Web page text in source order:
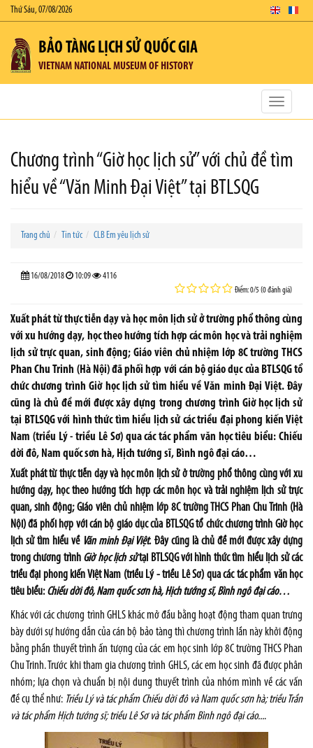
Thứ Sáu, 07/08/2026
BẢO TÀNG LỊCH SỬ QUỐC GIA
VIETNAM NATIONAL MUSEUM OF HISTORY
Toggle
Chương trình “Giờ học lịch sử” với chủ đề tìm
hiểu về “Văn Minh Đại Việt” tại BTLSQG
Trang chủ Tin tức CLB Em yêu lịch sử
16/08/2018 10:09 4116
Điểm: 0/5 (0 đánh giá)
Xuất phát từ thực tiễn dạy và học môn lịch sử ở trường phổ thông cùng
với xu hướng dạy, học theo hướng tích hợp các môn học và trải nghiệm
lịch sử trực quan, sinh động; Giáo viên chủ nhiệm lớp 8C trường THCS
Phan Chu Trinh (Hà Nội) đã phối hợp với cán bộ giáo dục của BTLSQG tổ
chức chương trình Giờ học lịch sử tìm hiểu về Văn minh Đại Việt. Đây
cũng là chủ đề mới được xây dựng trong chương trình Giờ học lịch sử
tại BTLSQG với hình thức tìm hiểu lịch sử các triều đại phong kiến Việt
Nam (triều Lý - triều Lê Sơ) qua các tác phẩm văn học tiêu biểu: Chiếu
dời đô, Nam quốc sơn hà, Hịch tướng sĩ, Bình ngô đại cáo…
Xuất phát từ thực tiễn dạy và học môn lịch sử ở trường phổ thông cùng với xu
hướng dạy, học theo hướng tích hợp các môn học và trải nghiệm lịch sử trực
quan, sinh động; Giáo viên chủ nhiệm lớp 8C trường THCS Phan Chu Trinh (Hà
Nội) đã phối hợp với cán bộ giáo dục của BTLSQG tổ chức chương trình Giờ học
lịch sử tìm hiểu về Văn minh Đại Việt. Đây cũng là chủ đề mới được xây dựng
trong chương trình Giờ học lịch sửtại BTLSQG với hình thức tìm hiểu lịch sử các
triều đại phong kiến Việt Nam (triều Lý - triều Lê Sơ) qua các tác phẩm văn học
tiêu biểu:Chiếu dời đô, Nam quốc sơn hà, Hịch tướng sĩ, Bình ngô đại cáo…
Khác với các chương trình GHLS khác mở đầu bằng hoạt động tham quan trưng
bày dưới sự hướng dẫn của cán bộ bảo tàng thì chương trình lần này khởi động
bằng phần thuyết trình ấn tượng của các em học sinh lớp 8C trường THCS Phan
Chu Trinh. Trước khi tham gia chương trình GHLS, các em học sinh đã được phân
nhóm; lựa chọn và chuẩn bị nội dung thuyết trình của nhóm mình về các vấn
đề cụ thể như: Triều Lý và tác phẩm Chiếu dời đô và Nam quốc sơn hà; triều Trần
và tác phẩm Hịch tướng sĩ; triều Lê Sơ và tác phẩm Bình ngô đại cáo....